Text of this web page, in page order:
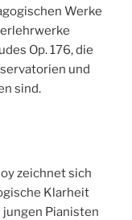
Werke
Op. 176, die
und
sind.
zeichnet sich
Klarheit
Pianisten